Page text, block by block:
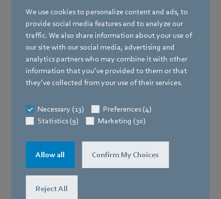
We use cookies to personalize content and ads, to
provide social media features and to analyze our
traffic. We also share information about your use of
our site with our social media, advertising and
analytics partners who may combine it with other
information that you’ve provided to them or that
they’ve collected from your use of their services.
Necessary (13)
Preferences (4)
Statistics (9)
Marketing (30)
Allow all Confirm My Choices
Reject All